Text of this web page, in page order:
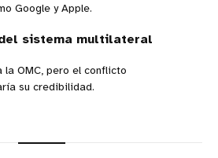
Google y Apple.
sistema multilateral
la OMC, pero el conflicto
su credibilidad.